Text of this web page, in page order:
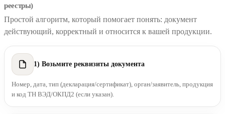
реестры)
Простой алгоритм, который помогает понять: документ
действующий, корректный и относится к вашей продукции.
1) Возьмите реквизиты документа
Номер, дата, тип (декларация/сертификат), орган/заявитель, продукция
и код ТН ВЭД/ОКПД2 (если указан).